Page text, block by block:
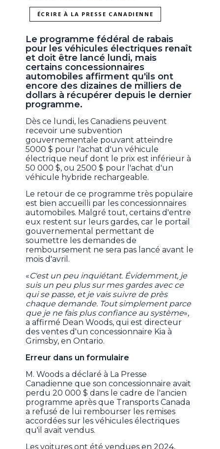
ÉCRIRE À LA PRESSE CANADIENNE
Le programme fédéral de rabais
pour les véhicules électriques renaît
et doit être lancé lundi, mais
certains concessionnaires
automobiles affirment qu'ils ont
encore des dizaines de milliers de
dollars à récupérer depuis le dernier
programme.
Dès ce lundi, les Canadiens peuvent
recevoir une subvention
gouvernementale pouvant atteindre
5000 $ pour l'achat d'un véhicule
électrique neuf dont le prix est inférieur à
50 000 $, ou 2500 $ pour l'achat d'un
véhicule hybride rechargeable.
Le retour de ce programme très populaire
est bien accueilli par les concessionnaires
automobiles. Malgré tout, certains d'entre
eux restent sur leurs gardes, car le portail
gouvernemental permettant de
soumettre les demandes de
remboursement ne sera pas lancé avant le
mois d'avril.
«C'est un peu inquiétant. Évidemment, je
suis un peu plus sur mes gardes avec ce
qui se passe, et je vais suivre de près
chaque demande. Tout simplement parce
que je ne fais plus confiance au système»,
a affirmé Dean Woods, qui est directeur
des ventes d'un concessionnaire Kia à
Grimsby, en Ontario.
Erreur dans un formulaire
M. Woods a déclaré à La Presse
Canadienne que son concessionnaire avait
perdu 20 000 $ dans le cadre de l'ancien
programme après que Transports Canada
a refusé de lui rembourser les remises
accordées sur les véhicules électriques
qu'il avait vendus.
Les voitures ont été vendues en 2024,